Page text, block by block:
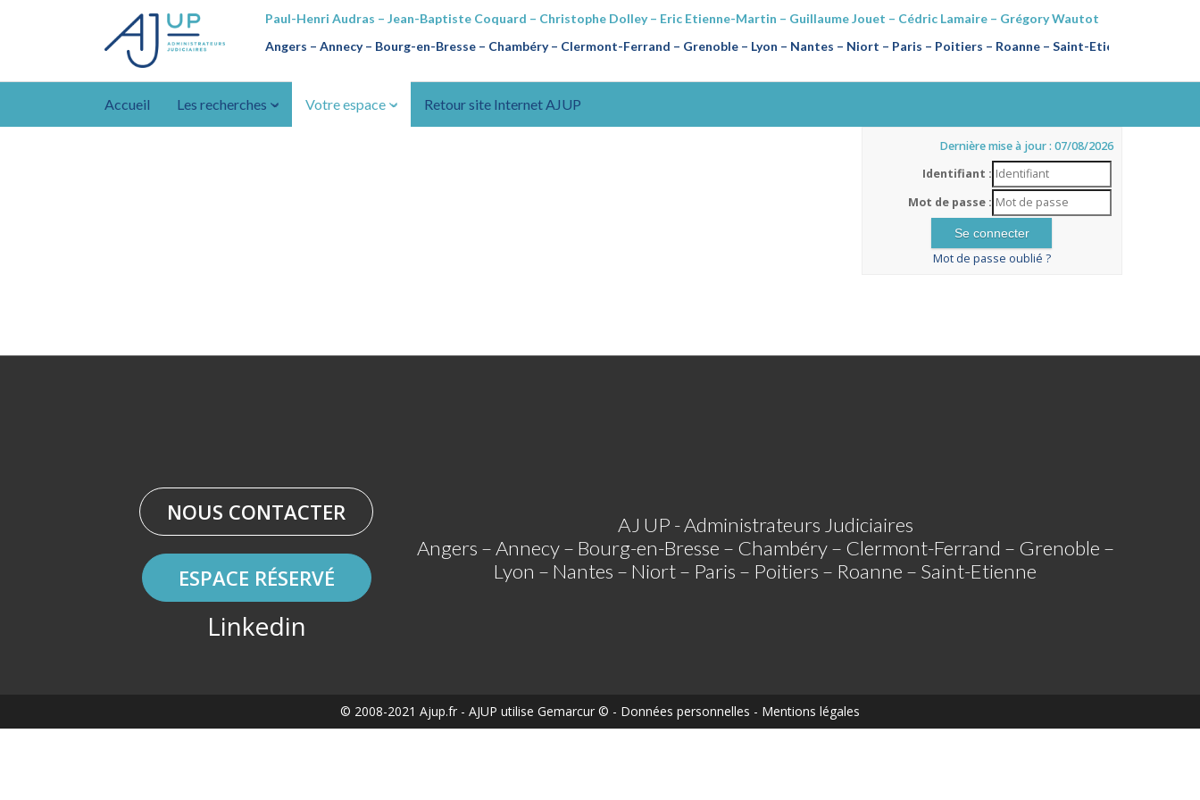
Paul-Henri Audras – Jean-Baptiste Coquard – Christophe Dolley – Eric Etienne-Martin – Guillaume Jouet – Cédric Lamaire – Grégory Wautot
Angers – Annecy– Bourg-en-Bresse – Chambéry – Clermont-Ferrand – Grenoble – Lyon – Nantes – Niort – Paris – Poitiers – Roanne – Saint-Etienne
Accueil Les recherches Votre espace Retour site Internet AJUP
Dernière mise à jour : 07/08/2026
Identifiant :
Mot de passe :
Mot de passe oublié ?
NOUS CONTACTER
ESPACE RÉSERVÉ
Linkedin
AJ UP - Administrateurs Judiciaires
Angers – Annecy – Bourg-en-Bresse – Chambéry – Clermont-Ferrand – Grenoble –
Lyon – Nantes – Niort – Paris – Poitiers – Roanne – Saint-Etienne
© 2008-2021 Ajup.fr - AJUP utilise Gemarcur © - Données personnelles - Mentions légales